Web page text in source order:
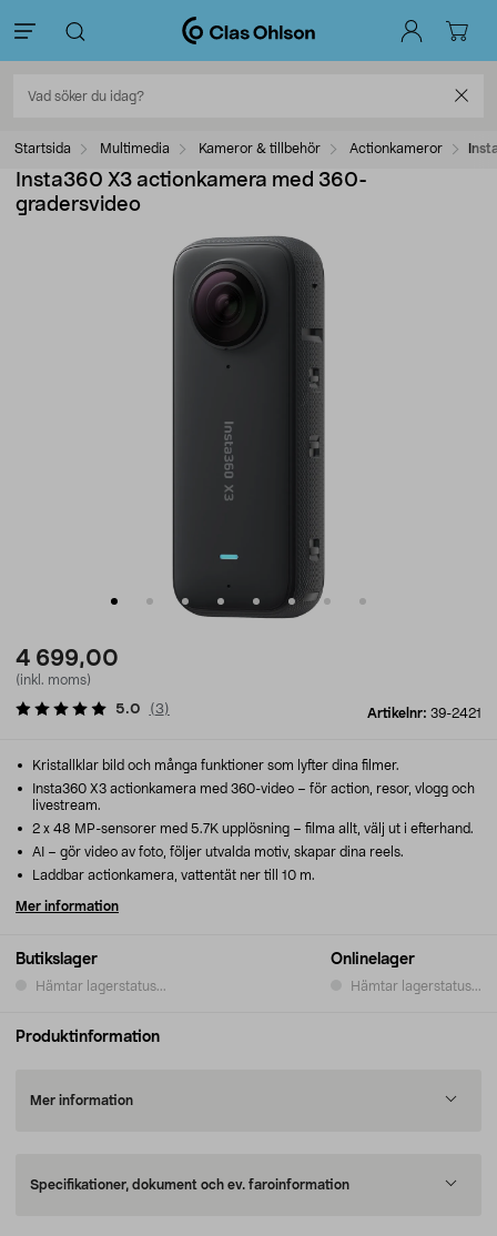
Startsida Multimedia Kameror & tillbehör Actionkameror
Insta360 X3 actionkamera med 360-
gradersvideo
4 699,00
(inkl. moms)
Artikelnr: 39-2421
5.0 (3)
Butikslager
Hämtar lagerstatus...
Onlinelager
Hämtar lagerstatus...
Kristallklar bild och många funktioner som lyfter dina filmer.
Insta360 X3 actionkamera med 360-video – för action, resor, vlogg och
livestream.
2 x 48 MP-sensorer med 5.7K upplösning – filma allt, välj ut i efterhand.
AI – gör video av foto, följer utvalda motiv, skapar dina reels.
Laddbar actionkamera, vattentät ner till 10 m.
Mer information
Produktinformation
Mer information
Specifikationer, dokument och ev. faroinformation